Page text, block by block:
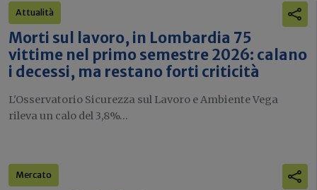
Attualità
Morti sul lavoro, in Lombardia 75
vittime nel primo semestre 2026: calano
i decessi, ma restano forti criticità
L'Osservatorio Sicurezza sul Lavoro e Ambiente Vega
rileva un calo del 3,8%...
Mercato